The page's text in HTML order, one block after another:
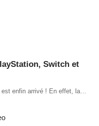
Switch et
est enfin arrivé ! En effet, la…